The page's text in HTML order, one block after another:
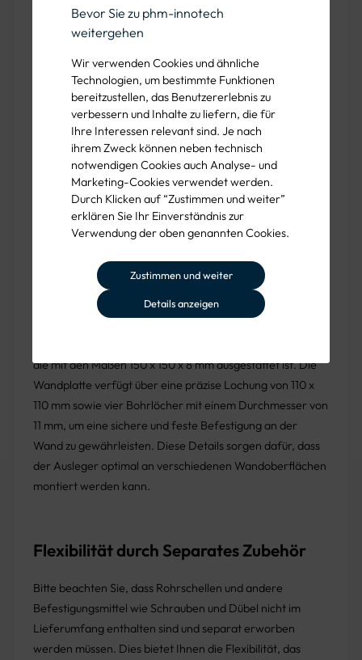
Bevor Sie zu phm-innotech
weitergehen
Wir verwenden Cookies und ähnliche
Technologien, um bestimmte Funktionen
bereitzustellen, das Benutzererlebnis zu
verbessern und Inhalte zu liefern, die für
Ihre Interessen relevant sind. Je nach
ihrem Zweck können neben technisch
notwendigen Cookies auch Analyse- und
Marketing-Cookies verwendet werden.
Durch Klicken auf “Zustimmen und weiter”
erklären Sie Ihr Einverständnis zur
Verwendung der oben genannten Cookies.
Zustimmen und weiter
Details anzeigen
dieser Ausleger bietet Ihnen die Flexibilität, Ihre
Beschilderung optimal anzubringen.
Robuste Bauweise für Langlebigkeit
Gefertigt aus hochwertigem feuerverzinktem Stahl,
gewährleistet unser Ausleger eine hohe
Widerstandsfähigkeit gegen Witterungseinflüsse und
Korrosion. Diese robuste Konstruktion stellt sicher, dass
Ihre Schilder auch unter anspruchsvollen Bedingungen
sicher und dauerhaft befestigt bleiben.
Präzise Wandmontage
die mit den Maßen 150 x 150 x 8 mm ausgestattet ist. Die
Wandplatte verfügt über eine präzise Lochung von 110 x
110 mm sowie vier Bohrlöcher mit einem Durchmesser von
11 mm, um eine sichere und feste Befestigung an der
Wand zu gewährleisten. Diese Details sorgen dafür, dass
der Ausleger optimal an verschiedenen Wandoberflächen
montiert werden kann.
Flexibilität durch Separates Zubehör
Bitte beachten Sie, dass Rohrschellen und andere
Befestigungsmittel wie Schrauben und Dübel nicht im
Lieferumfang enthalten sind und separat erworben
werden müssen. Dies bietet Ihnen die Flexibilität, das